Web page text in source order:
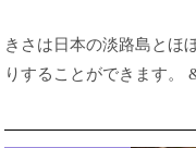
きさは日本の淡路島とほ
りすることができます。